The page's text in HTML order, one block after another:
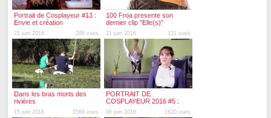
Portrait de Cosplayeur #13 :
Envie et création
21 juin 2016 288 vues
100 Froa presente son
dernier clip "Elle(s)"
21 juin 2016 131 vues
Dans les bras morts des
rivières
15 juin 2016 1569 vues
PORTRAIT DE
COSPLAYEUR 2016 #5 :
Leeloo Kris Cosplay
06 juin 2016 1620 vues